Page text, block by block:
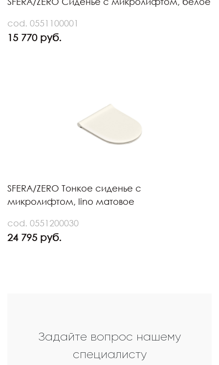
cod. 0551100001
15 770 руб.
SFERA/ZERO Тонкое сиденье с
микролифтом, lino матовое
cod. 0551200030
24 795 руб.
Задайте вопрос нашему
специалисту